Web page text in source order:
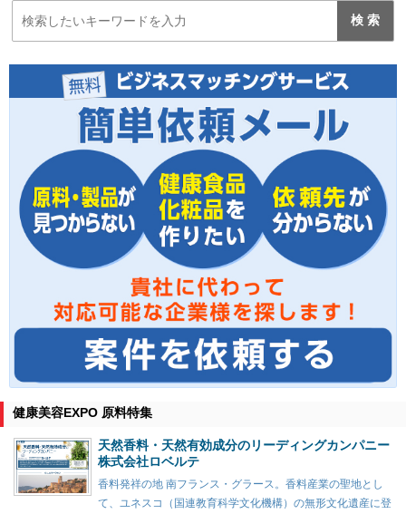
健康美容EXPO 原料特集
天然香料・天然有効成分のリーディングカンパニー
株式会社ロベルテ
香料発祥の地 南フランス・グラース。香料産業の聖地とし
て、ユネスコ（国連教育科学文化機構）の無形文化遺産に登